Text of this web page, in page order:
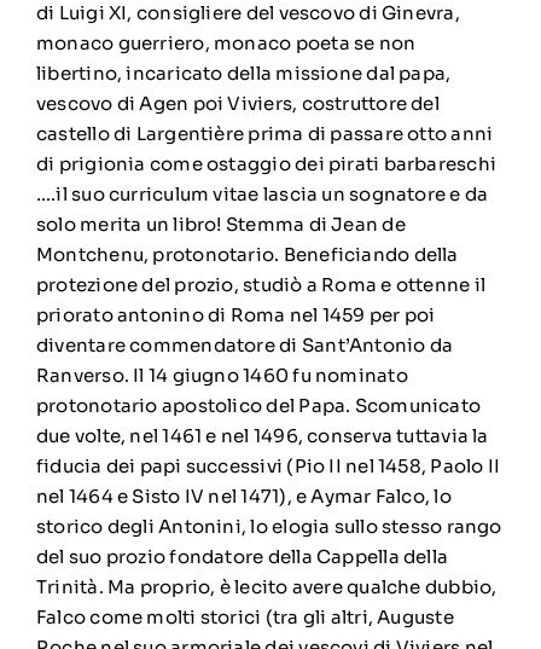
di Luigi XI, consigliere del vescovo di Ginevra,
monaco guerriero, monaco poeta se non
libertino, incaricato della missione dal papa,
vescovo di Agen poi Viviers, costruttore del
castello di Largentière prima di passare otto anni
di prigionia come ostaggio dei pirati barbareschi
….il suo curriculum vitae lascia un sognatore e da
solo merita un libro! Stemma di Jean de
Montchenu, protonotario. Beneficiando della
protezione del prozio, studiò a Roma e ottenne il
priorato antonino di Roma nel 1459 per poi
diventare commendatore di Sant’Antonio da
Ranverso. Il 14 giugno 1460 fu nominato
protonotario apostolico del Papa. Scomunicato
due volte, nel 1461 e nel 1496, conserva tuttavia la
fiducia dei papi successivi (Pio II nel 1458, Paolo II
nel 1464 e Sisto IV nel 1471), e Aymar Falco, lo
storico degli Antonini, lo elogia sullo stesso rango
del suo prozio fondatore della Cappella della
Trinità. Ma proprio, è lecito avere qualche dubbio,
Falco come molti storici (tra gli altri, Auguste